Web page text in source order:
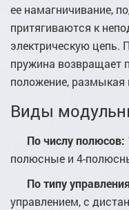
ее намагничивание,
притягиваются к
электрическую цепь.
пружина возвращает
положение, размыкая
Виды
По числу полюсов:
полюсные и 4-
По типу
управлением, с